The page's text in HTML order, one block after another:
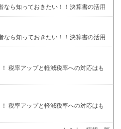
なら知っておきたい！！決算書の活用
なら知っておきたい！！決算書の活用
税率アップと軽減税率への対応はも
税率アップと軽減税率への対応はも